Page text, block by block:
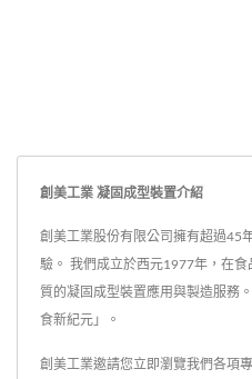
創美工業 凝固成型裝置介紹
創美工業股份有限公司擁有超過45
驗。 我們成立於西元1977年，在
質的凝固成型裝置應用與製造服務
食新紀元」。
創美工業邀請您立即瀏覽我們各項